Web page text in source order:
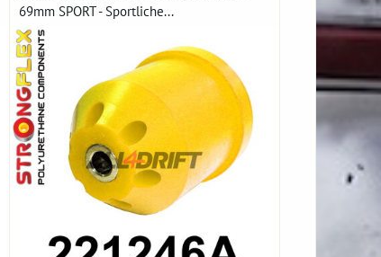
69mm SPORT - Sportliche...